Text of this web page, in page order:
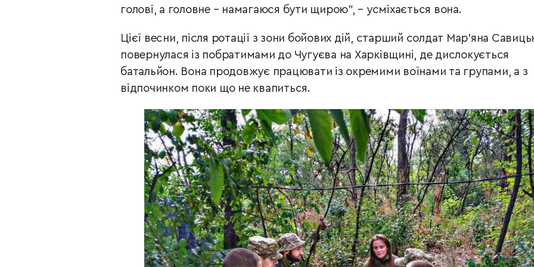
голові, а головне – намагаюся бути щирою”, – усміхається вона.
Цієї весни, після ротації з зони бойових дій, старший солдат Мар’яна
повернулася із побратимами до Чугуєва на Харківщині, де дислокується
батальйон. Вона продовжує працювати із окремими воїнами та групами, а з
відпочинком поки що не квапиться.